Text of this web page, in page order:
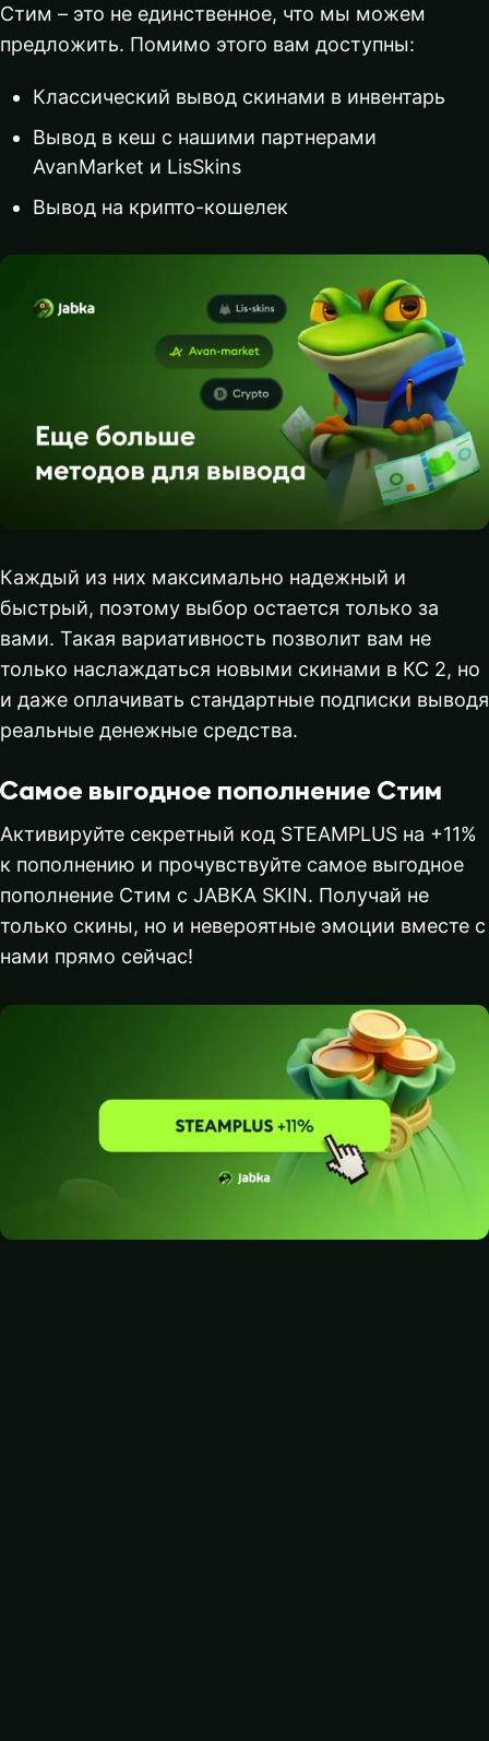
Стим – это не единственное, что мы можем
предложить. Помимо этого вам доступны:
Классический вывод скинами в инвентарь
Вывод в кеш с нашими партнерами
AvanMarket и LisSkins
Вывод на крипто-кошелек
Каждый из них максимально надежный и
быстрый, поэтому выбор остается только за
вами. Такая вариативность позволит вам не
только наслаждаться новыми скинами в КС 2, но
и даже оплачивать стандартные подписки выводя
реальные денежные средства.
Самое выгодное пополнение Стим
Активируйте секретный код STEAMPLUS на +11%
к пополнению и прочувствуйте самое выгодное
пополнение Стим с JABKA SKIN. Получай не
только скины, но и невероятные эмоции вместе с
нами прямо сейчас!